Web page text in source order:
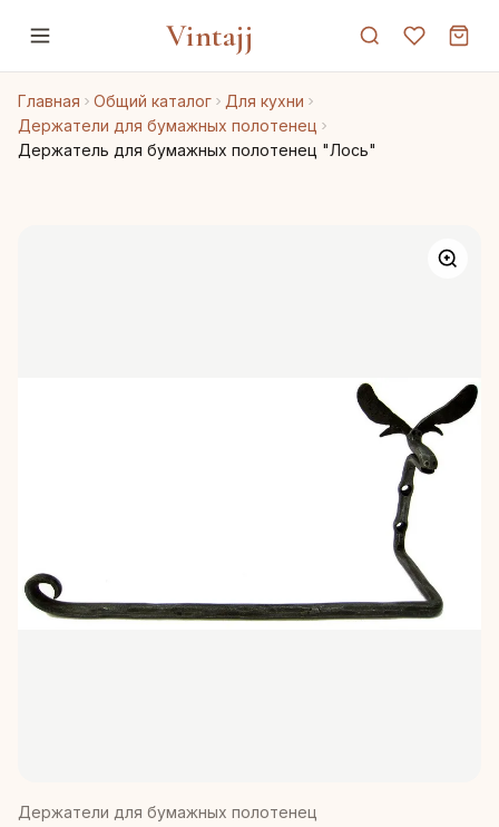
Vintajj
Главная Общий каталог
Для кухни
Держатели для бумажных полотенец
Держатель для бумажных полотенец "Лось"
Держатели для бумажных полотенец